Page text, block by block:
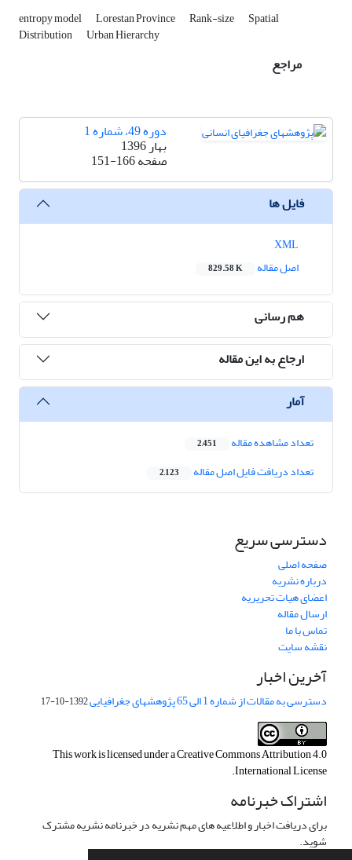
entropy model Lorestan Province Rank-size Spatial
Distribution Urban Hierarchy
مراجع
دوره 49، شماره 1
بهار 1396
صفحه151-166
فایل ها
اصل مقاله
829.58 K
هم رسانی
ارجاع به این مقاله
آمار
تعداد مشاهده مقاله 2,451
تعداد دریافت فایل اصل مقاله 2,123
دسترسی سریع
صفحه اصلی
درباره نشریه
اعضای هیات تحریریه
ارسال مقاله
تماس با ما
نقشه سایت
آخرین اخبار
دسترسی به مقالات از شماره 1 الی 65 پژوهشهای جغرافیایی 1392-10-17
This work is licensed under aCreative Commons Attribution 4.0
International License
.
اشتراک خبرنامه
برای دریافت اخبار و اطلاعیه های مهم نشریه در خبرنامه نشریه مشترک
شوید.